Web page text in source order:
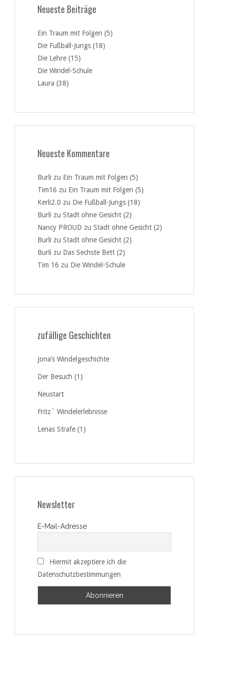
Neueste Beiträge
Ein Traum mit Folgen (5)
Die Fußball-Jungs (18)
Die Lehre (15)
Die Windel-Schule
Laura (38)
Neueste Kommentare
Burli zu Ein Traum mit Folgen (5)
Tim16 zu Ein Traum mit Folgen (5)
Kerli2.0 zu Die Fußball-Jungs (18)
Burli zu Stadt ohne Gesicht (2)
Nancy PROUD zu Stadt ohne Gesicht (2)
Burli zu Stadt ohne Gesicht (2)
Burli zu Das Sechste Bett (2)
Tim 16 zu Die Windel-Schule
zufällige Geschichten
Jona’s Windelgeschichte
Der Besuch (1)
Neustart
Fritz´ Windelerlebnisse
Lenas Strafe (1)
Newsletter
E-Mail-Adresse
Hiermit akzeptiere ich die
Datenschutzbestimmungen